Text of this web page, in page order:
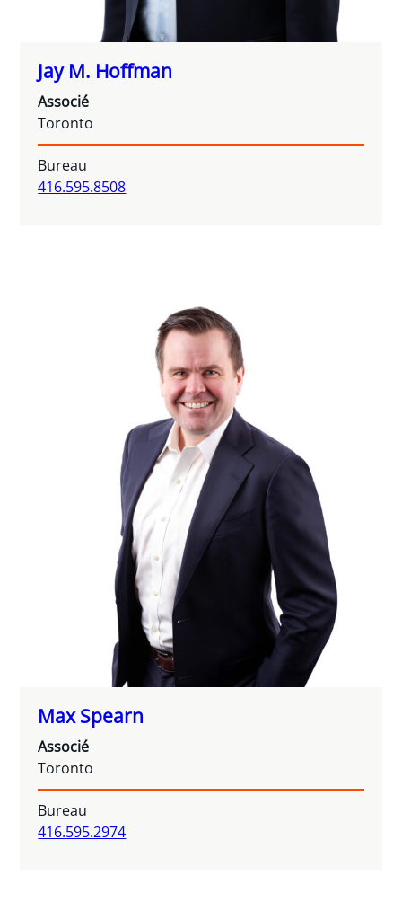
Jay M. Hoffman
Associé
Toronto
Bureau
416.595.8508
Max Spearn
Associé
Toronto
Bureau
416.595.2974